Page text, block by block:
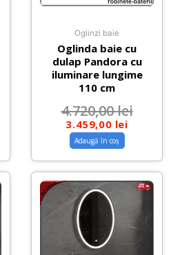
Oglinzi baie
Oglinda baie cu
dulap Pandora cu
iluminare lungime
110 cm
4.720,00lei
3.459,00 lei
Adaugă în coș